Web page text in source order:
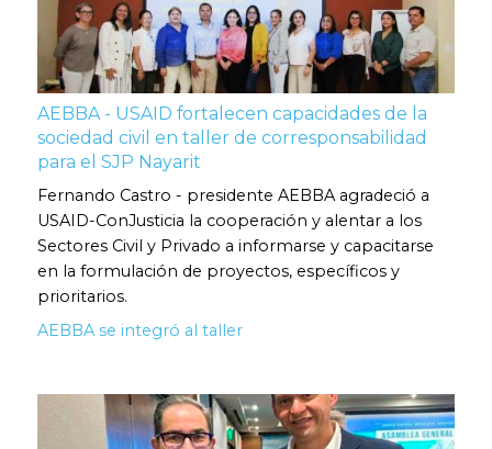
AEBBA - USAID fortalecen capacidades de la
sociedad civil en taller de corresponsabilidad
para el SJP Nayarit
Fernando Castro - presidente AEBBA agradeció a
USAID-ConJusticia la cooperación y alentar a los
Sectores Civil y Privado a informarse y capacitarse
en la formulación de proyectos, específicos y
prioritarios.
AEBBA se integró al taller